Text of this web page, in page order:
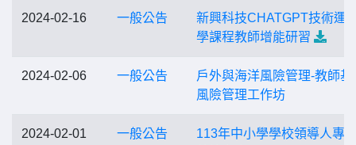
2024-02-16 一般公告
新興科技CHATGPT技術運
學課程教師增能研習
2024-02-06 一般公告
戶外與海洋風險管理-教師基
風險管理工作坊
2024-02-01 一般公告
113年中小學學校領導人專